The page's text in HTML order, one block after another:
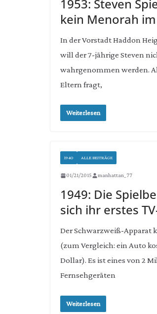
1953: Steven
kein Menorah
In der Vorstadt Haddon
will der 7-jährige Steven
wahrgenommen werden.
Eltern fragt,
Weiterlesen
1940 ALLE BEITRÄGE
01/21/2015 manhattan_77
1949: Die
sich ihr erstes
Der Schwarzweiß-Apparat
(zum Vergleich: ein Auto
Dollar). Es ist eines von 2
Fernsehgeräten
Weiterlesen